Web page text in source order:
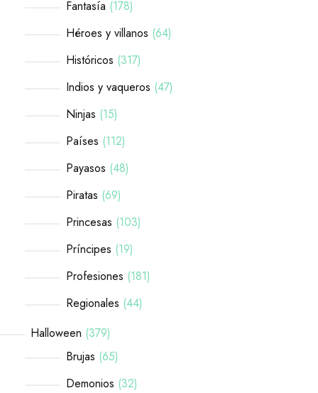
Fantasía 178
Héroes y villanos 64
Históricos 317
Indios y vaqueros 47
Ninjas 15
Países 112
Payasos 48
Piratas 69
Princesas 103
Príncipes 19
Profesiones 181
Regionales 44
Halloween 379
Brujas 65
Demonios 32